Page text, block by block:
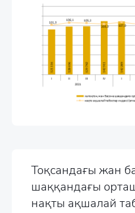
Тоқсандағы жан
шаққандағы
нақты ақшалай